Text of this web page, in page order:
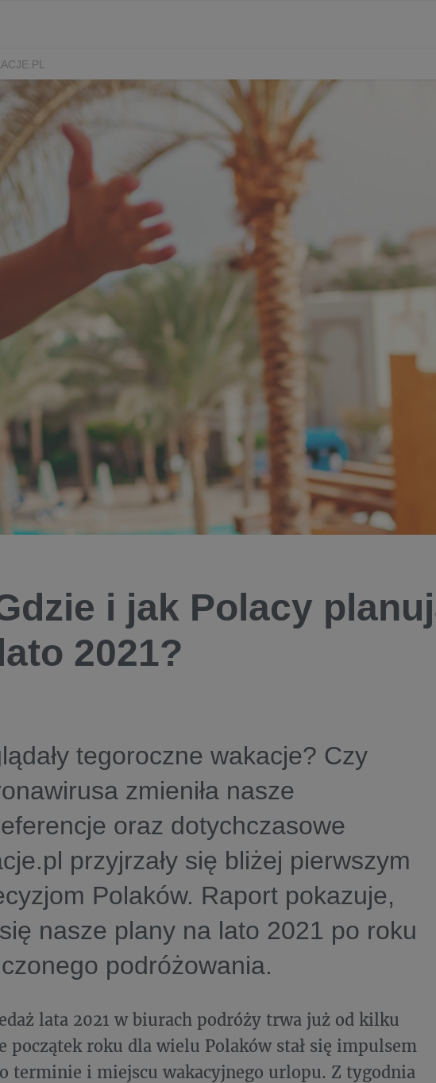
i jak Polacy
2021?
tegoroczne wakacje? Czy
zmieniła nasze
oraz dotychczasowe
przyjrzały się bliżej pierwszym
Polaków. Raport pokazuje,
nasze plany na lato 2021 po roku
podróżowania.
lata 2021 w biurach podróży trwa już od kilku
początek roku dla wielu Polaków stał się impulsem
terminie i miejscu wakacyjnego urlopu. Z tygodnia